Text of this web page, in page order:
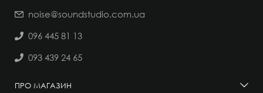
noise@soundstudio.com.ua
096 445 81 13
093 439 24 65
ПРО МАГАЗИН